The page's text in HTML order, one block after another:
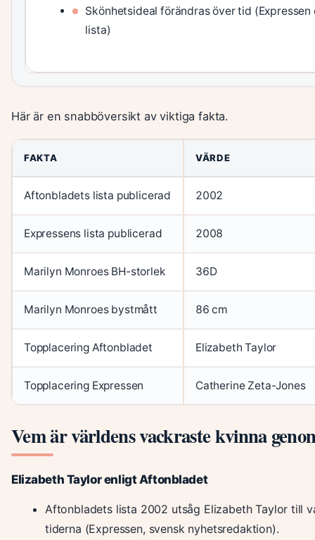
Skönhetsideal förändras över tid (Expressen
lista)
Här är en snabböversikt av viktiga fakta.
FAKTA VÄRDE
Aftonbladets lista publicerad 2002
Expressens lista publicerad 2008
Marilyn Monroes BH-storlek 36D
Marilyn Monroes bystmått 86 cm
Topplacering Aftonbladet Elizabeth Taylor
Topplacering Expressen Catherine Zeta-Jones
Vem är världens vackraste kvinna
Elizabeth Taylor enligt Aftonbladet
Aftonbladets lista 2002 utsåg Elizabeth Taylor till
tiderna (Expressen, svensk nyhetsredaktion).